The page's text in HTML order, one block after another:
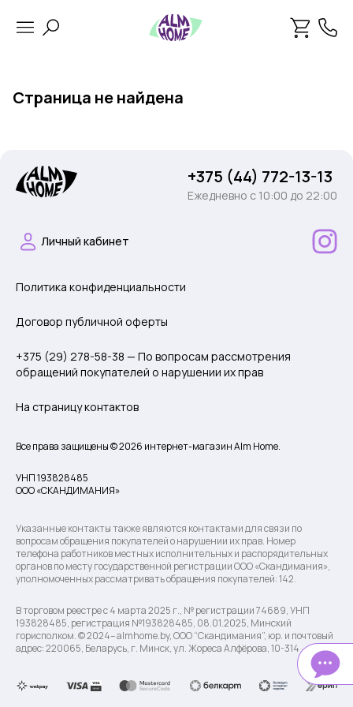
Страница не найдена
+375 (44) 772-13-13
Ежедневно c 10:00 до 22:00
Личный кабинет
Политика конфиденциальности
Договор публичной оферты
+375 (29) 278-58-38 — По вопросам рассмотрения
обращений покупателей о нарушении их прав
На страницу контактов
Все права защищены © 2026 интернет-магазин Alm Home.
УНП 193828485
ООО «СКАНДИМАНИЯ»
Указанные контакты также являются контактами для связи по
вопросам обращения покупателей о нарушении их прав. Номер
телефона работников местных исполнительных и распорядительных
органов по месту государственной регистрации ООО «Скандимания»,
уполномоченных рассматривать обращения покупателей: 142.
В торговом реестре с 4 марта 2025 г., № регистрации 74689, УНП
193828485, регистрация №193828485, 08.01.2025, Минский
горисполком. © 2024– almhome.by, ООО “Скандимания”, юр. и почтовый
адрес: 220065, Беларусь, г. Минск, ул. Жореса Алфёрова, 10-314